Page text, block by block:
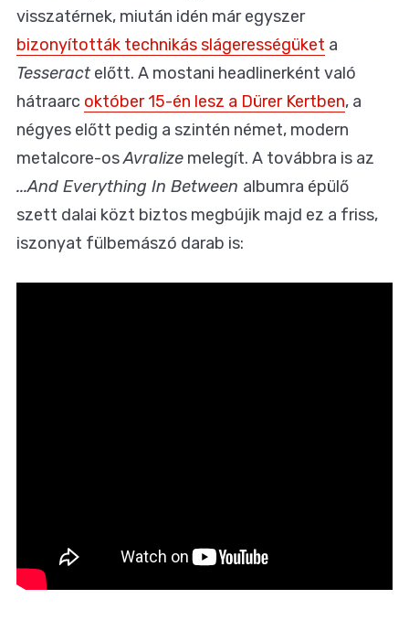
visszatérnek, miután idén már egyszer
bizonyították technikás slágerességüket a
Tesseract előtt. A mostani headlinerként való
hátraarc október 15-én lesz a Dürer Kertben, a
négyes előtt pedig a szintén német, modern
metalcore-osAvralize melegít. A továbbra is az
...And Everything In Between albumra épülő
szett dalai közt biztos megbújik majd ez a friss,
iszonyat fülbemászó darab is: